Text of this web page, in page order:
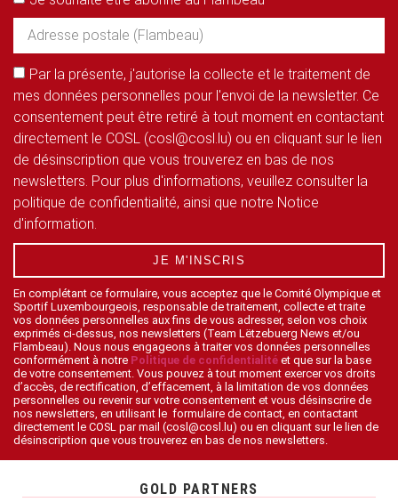
Par la présente, j'autorise la collecte et le traitement de
mes données personnelles pour l'envoi de la newsletter. Ce
consentement peut être retiré à tout moment en contactant
directement le COSL (cosl@cosl.lu) ou en cliquant sur le lien
de désinscription que vous trouverez en bas de nos
newsletters. Pour plus d'informations, veuillez consulter la
politique de confidentialité, ainsi que notre Notice
d'information.
JE M'INSCRIS
En complétant ce formulaire, vous acceptez que le Comité Olympique et
Sportif Luxembourgeois, responsable de traitement, collecte et traite
vos données personnelles aux fins de vous adresser, selon vos choix
exprimés ci-dessus, nos newsletters (Team Lëtzebuerg News et/ou
Flambeau). Nous nous engageons à traiter vos données personnelles
conformément à notre Politique de confidentialité et que sur la base
de votre consentement. Vous pouvez à tout moment exercer vos droits
d’accès, de rectification, d’effacement, à la limitation de vos données
personnelles ou revenir sur votre consentement et vous désinscrire de
nos newsletters, en utilisant le formulaire de contact, en contactant
directement le COSL par mail (cosl@cosl.lu) ou en cliquant sur le lien de
désinscription que vous trouverez en bas de nos newsletters.
GOLD PARTNERS